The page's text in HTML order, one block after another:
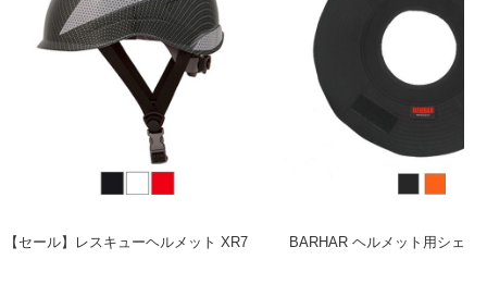
【セール】レスキューヘルメット XR7 BARHAR ヘルメット用シェー